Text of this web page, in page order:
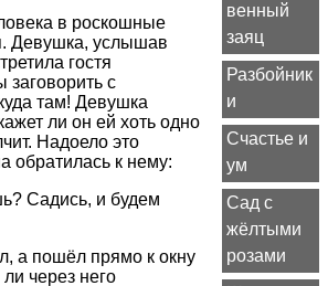
венный
заяц
Разбойник
и
Счастье и
ум
Сад с
жёлтыми
розами
в роскошные
Девушка, услышав
гостя
заговорить с
там! Девушка
ли он ей хоть одно
Надоело это
обратилась к нему:
Садись, и будем
а пошёл прямо к окну
через него